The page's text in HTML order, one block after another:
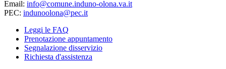
Email: info@comune.induno-olona.va.it
PEC: indunoolona@pec.it
Leggi le FAQ
Prenotazione appuntamento
Segnalazione disservizio
Richiesta d'assistenza